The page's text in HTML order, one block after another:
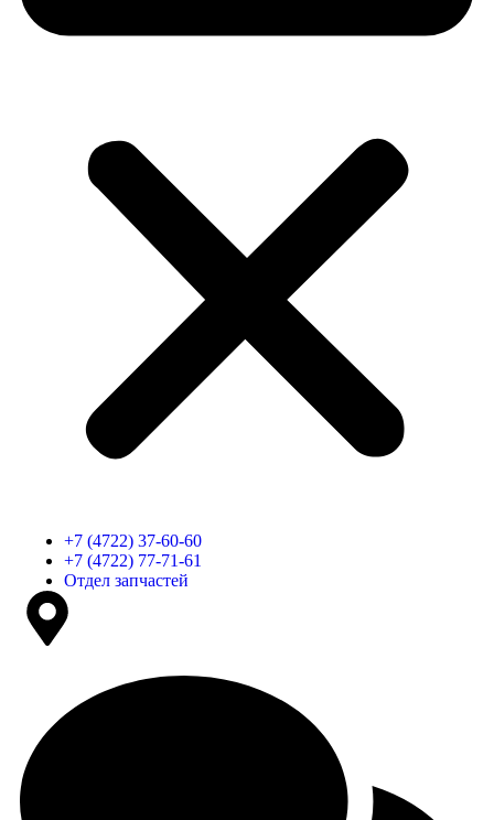
+7 (4722) 37-60-60
+7 (4722) 77-71-61
Отдел запчастей